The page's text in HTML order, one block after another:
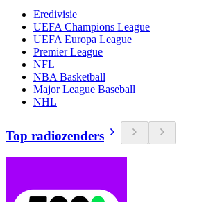
Eredivisie
UEFA Champions League
UEFA Europa League
Premier League
NFL
NBA Basketball
Major League Baseball
NHL
Top radiozenders